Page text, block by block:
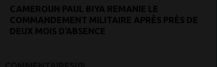
CAMEROUN PAUL BIYA REMANIE LE
COMMANDEMENT MILITAIRE APRÈS PRÈS DE
DEUX MOIS D’ABSENCE